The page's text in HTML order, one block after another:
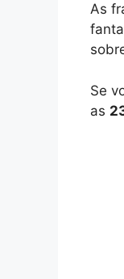
As
Se
as